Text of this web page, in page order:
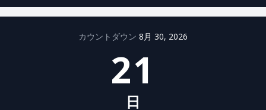
カウントダウン 8月 30, 2026
21
日